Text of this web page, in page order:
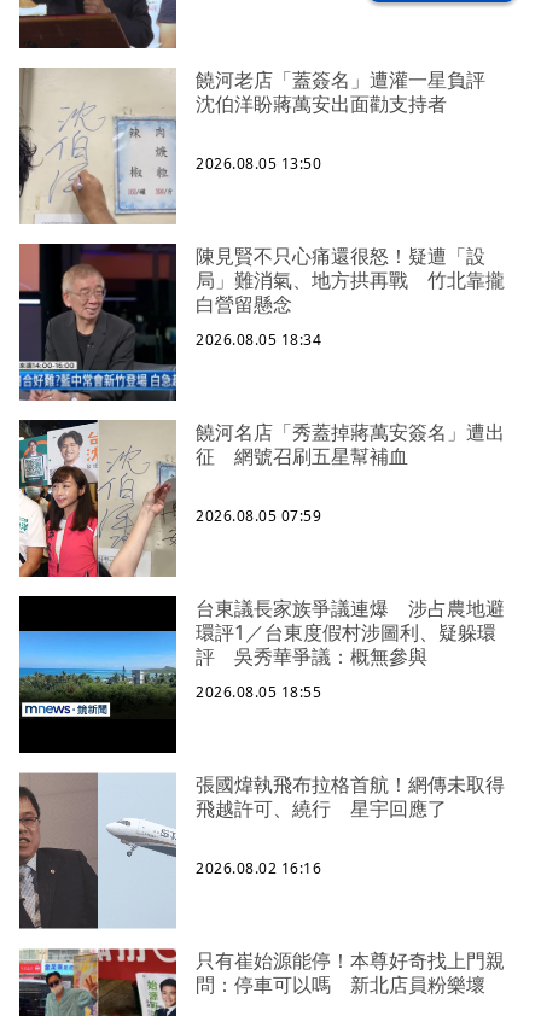
饒河老店「蓋簽名」遭灌一星負評
沈伯洋盼蔣萬安出面勸支持者
2026.08.05 13:50
陳見賢不只心痛還很怒！疑遭「設
局」難消氣、地方拱再戰 竹北靠攏
白營留懸念
2026.08.05 18:34
饒河名店「秀蓋掉蔣萬安簽名」遭出
征 網號召刷五星幫補血
2026.08.05 07:59
台東議長家族爭議連爆 涉占農地避
環評1／台東度假村涉圖利、疑躲環
評 吳秀華爭議：概無參與
2026.08.05 18:55
張國煒執飛布拉格首航！網傳未取得
飛越許可、繞行 星宇回應了
2026.08.02 16:16
只有崔始源能停！本尊好奇找上門親
問：停車可以嗎 新北店員粉樂壞